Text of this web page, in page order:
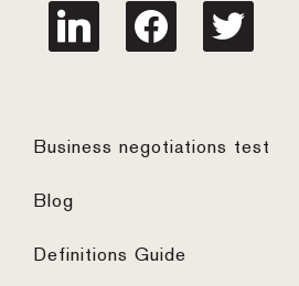
linkedin facebook twitter
Business negotiations test
Blog
Definitions Guide